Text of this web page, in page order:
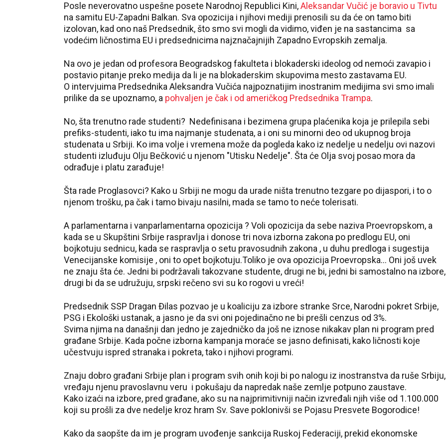
Posle neverovatno uspešne posete Narodnoj Republici Kini,Aleksandar Vučić je boravio u Tivtu
na samitu EU-Zapadni Balkan. Sva opozicija i njihovi mediji prenosili su da će on tamo biti
izolovan, kad ono naš Predsednik, što smo svi mogli da vidimo, viđen je na sastancima sa
vodećim ličnostima EU i predsednicima najznačajnijih Zapadno Evropskih zemalja.
Na ovo je jedan od profesora Beogradskog fakulteta i blokaderski ideolog od nemoći zavapio i
postavio pitanje preko medija da li je na blokaderskim skupovima mesto zastavama EU.
O intervjuima Predsednika Aleksandra Vučića najpoznatijim inostranim medijima svi smo imali
prilike da se upoznamo, a pohvaljen je čak i od američkog Predsednika Trampa.
No, šta trenutno rade studenti? Nedefinisana i bezimena grupa plaćenika koja je prilepila sebi
prefiks-studenti, iako tu ima najmanje studenata, a i oni su minorni deo od ukupnog broja
studenata u Srbiji. Ko ima volje i vremena može da pogleda kako iz nedelje u nedelju ovi nazovi
studenti izluđuju Olju Bečković u njenom "Utisku Nedelje". Šta će Olja svoj posao mora da
odrađuje i platu zarađuje!
Šta rade Proglasovci? Kako u Srbiji ne mogu da urade ništa trenutno tezgare po dijaspori, i to o
njenom trošku, pa čak i tamo bivaju nasilni, mada se tamo to neće tolerisati.
A parlamentarna i vanparlamentarna opozicija ? Voli opozicija da sebe naziva Proevropskom, a
kada se u Skupštini Srbije raspravlja i donose tri nova izborna zakona po predlogu EU, oni
bojkotuju sednicu, kada se raspravlja o setu pravosudnih zakona , u duhu predloga i sugestija
Venecijanske komisije , oni to opet bojkotuju.Toliko je ova opozicija Proevropska... Oni još uvek
ne znaju šta će. Jedni bi podržavali takozvane studente, drugi ne bi, jedni bi samostalno na izbore,
drugi bi da se udružuju, srpski rečeno svi su ko rogovi u vreći!
Predsednik SSP Dragan Đilas pozvao je u koaliciju za izbore stranke Srce, Narodni pokret Srbije,
PSG i Ekološki ustanak, a jasno je da svi oni pojedinačno ne bi prešli cenzus od 3%.
Svima njima na današnji dan jedno je zajedničko da još ne iznose nikakav plan ni program pred
građane Srbije. Kada počne izborna kampanja moraće se jasno definisati, kako ličnosti koje
učestvuju ispred stranaka i pokreta, tako i njihovi programi.
Znaju dobro građani Srbije plan i program svih onih koji bi po nalogu iz inostranstva da ruše Srbiju,
vređaju njenu pravoslavnu veru i pokušaju da napredak naše zemlje potpuno zaustave.
Kako izaći na izbore, pred građane, ako su na najprimitivniji način izvređali njih više od 1.100.000
koji su prošli za dve nedelje kroz hram Sv. Save poklonivši se Pojasu Presvete Bogorodice!
Kako da saopšte da im je program uvođenje sankcija Ruskoj Federaciji, prekid ekonomske
27 °C